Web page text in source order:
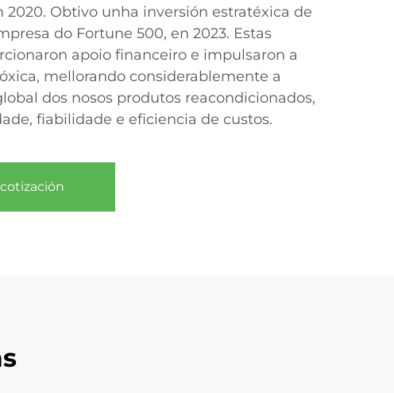
2020. Obtivo unha inversión estratéxica de
do Fortune 500, en 2023. Estas
apoio financeiro e impulsaron a
mellorando considerablemente a
dos nosos produtos reacondicionados,
fiabilidade e eficiencia de custos.